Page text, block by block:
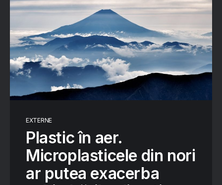
EXTERNE
Plastic în aer.
Microplasticele din nori
ar putea exacerba